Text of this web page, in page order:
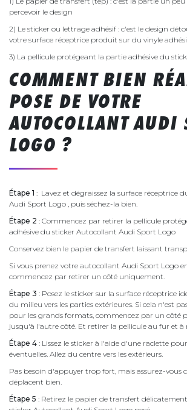
percevoir le design
2) Le sticker ou lettrage adhésif : c'est le design
votre surface réceptrice produit sur du vinyle
3) La pellicule protégeant la partie adhésive du
COMMENT BIEN
POSE DE VOTRE
AUTOCOLLANT AUDI
LOGO ?
Étape 1 : Lavez et dégraissez la surface réceptrice
Audi Sport Logo , puis séchez-la bien.
Étape 2 : Commencez par retirer la pellicule
adhésive du sticker Autocollant Audi Sport Logo
Conservez bien le papier de transfert laissant
Si vous prenez votre autocollant Audi Sport Logo
commencez par retirer un côté uniquement.
Étape 3 : Posez le sticker sur la surface réceptrice
du milieu vers les parties extérieures. Si cela n'est
pour les grands formats, commencez par un côté
jusqu'à l'autre côté. Et retirer la pellicule au fur et à
Étape 4 : Lissez le sticker à l'aide d'une raclette
éventuelles. Allez du centre vers les extérieurs.
Pas besoin d'appuyer trop fort, mais assurez-vous
déplacent bien.
Étape 5 : Retirez le papier de transfert